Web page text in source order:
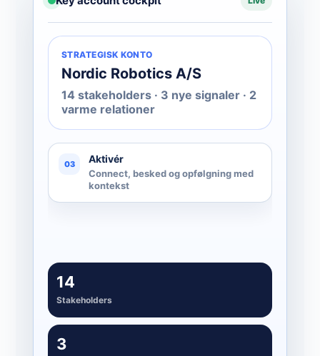
STRATEGISK KONTO
Nordic Robotics A/S
14 stakeholders · 3 nye signaler · 2
varme relationer
03 Aktivér
Connect, besked og opfølgning med
kontekst
14
Stakeholders
3